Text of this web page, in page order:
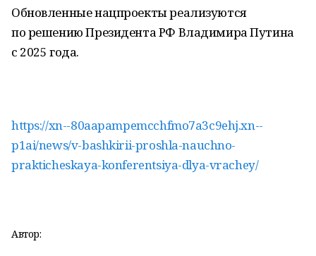
Обновленные нацпроекты реализуются
по решению Президента РФ Владимира Путина
с 2025 года.
https://xn--80aapampemcchfmo7a3c9ehj.xn--
p1ai/news/v-bashkirii-proshla-nauchno-
prakticheskaya-konferentsiya-dlya-vrachey/
Автор: